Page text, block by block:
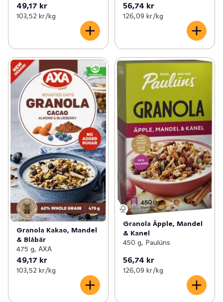
49,17 kr
103,52 kr /kg
56,74 kr
126,09 kr /kg
Granola Kakao, Mandel
& Blåbär
475 g, AXA
49,17 kr
103,52 kr /kg
Granola Äpple, Mandel
& Kanel
450 g, Paulúns
56,74 kr
126,09 kr /kg